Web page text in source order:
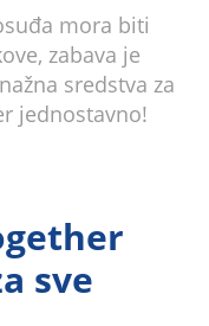
mora biti
zabava je
sredstva za
jednostavno!
sve